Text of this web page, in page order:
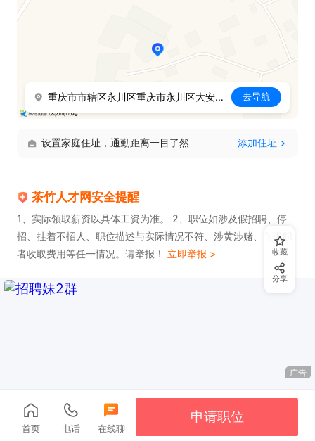
重庆市市辖区永川区重庆市永川区大安街道兴业大道 去导航
设置家庭住址，通勤距离一目了然 添加住址
茶竹人才网安全提醒
1、实际领取薪资以具体工资为准。 2、职位如涉及假招聘、停
招、挂着不招人、职位描述与实际情况不符、涉黄涉赌、向求职
者收取费用等任一情况。请举报！ 立即举报 >
广告
收藏
分享
首页 电话 在线聊
申请职位